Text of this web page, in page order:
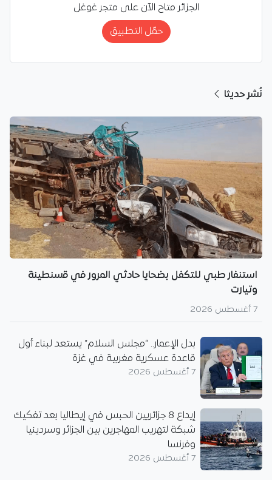
الجزائر متاح الآن على متجر غوغل
حمّل التطبيق
نُشر حديثا
استنفار طبي للتكفل بضحايا حادثي المرور في قسنطينة
وتيارت
7 أغسطس 2026
بدل الإعمار.. “مجلس السلام” يستعد لبناء أول
قاعدة عسكرية مغربية في غزة
7 أغسطس 2026
إيداع 8 جزائريين الحبس في إيطاليا بعد تفكيك
شبكة لتهريب المهاجرين بين الجزائر وسردينيا
وفرنسا
7 أغسطس 2026